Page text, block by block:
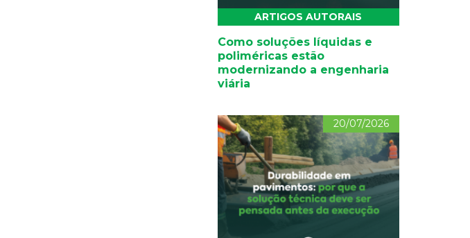
ARTIGOS AUTORAIS
Como soluções líquidas e
poliméricas estão
modernizando a engenharia
viária
20/07/2026